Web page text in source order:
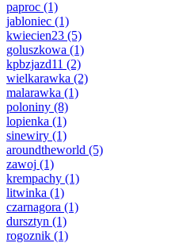
paproc (1)
jabloniec (1)
kwiecien23 (5)
goluszkowa (1)
kpbzjazd11 (2)
wielkarawka (2)
malarawka (1)
poloniny (8)
lopienka (1)
sinewiry (1)
aroundtheworld (5)
zawoj (1)
krempachy (1)
litwinka (1)
czarnagora (1)
dursztyn (1)
rogoznik (1)